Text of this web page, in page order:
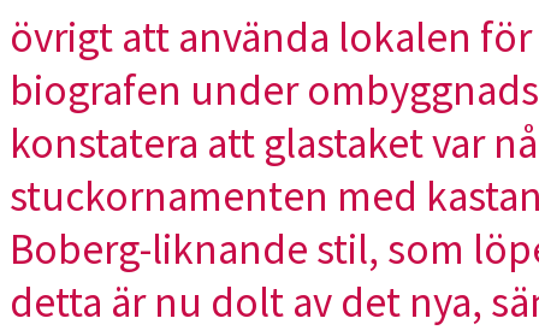
övrigt att använda lokalen
biografen under
konstatera att glastaket var
stuckornamenten med
Boberg-liknande stil, som
detta är nu dolt av det nya,